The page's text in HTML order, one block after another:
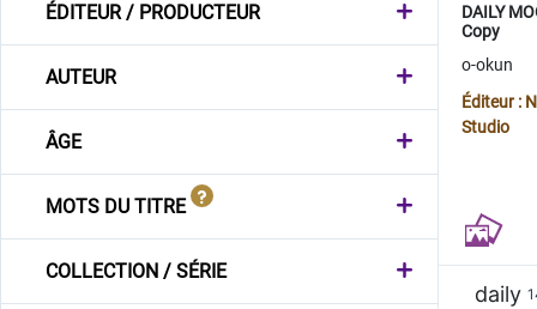
ÉDITEUR / PRODUCTEUR
AUTEUR
ÂGE
MOTS DU TITRE
COLLECTION / SÉRIE
DAILY
Copy
o-okun
Éditeur :
Studio
daily